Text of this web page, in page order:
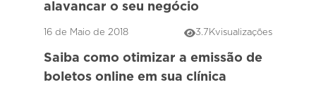
alavancar o seu negócio
16 de Maio de 2018 3.7Kvisualizações
Saiba como otimizar a emissão de
boletos online em sua clínica